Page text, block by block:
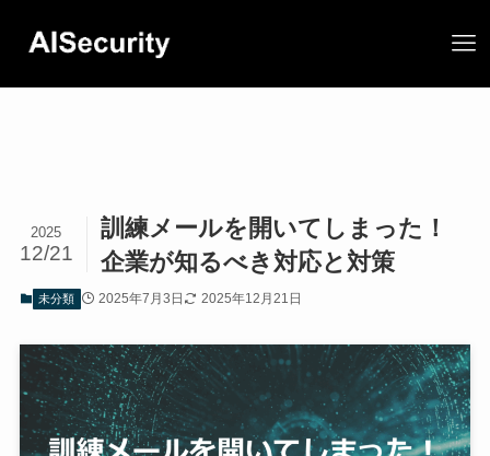
訓練メールを開いてしまった！
企業が知るべき対応と対策
2025
12/21
未分類 2025年7月3日 2025年12月21日